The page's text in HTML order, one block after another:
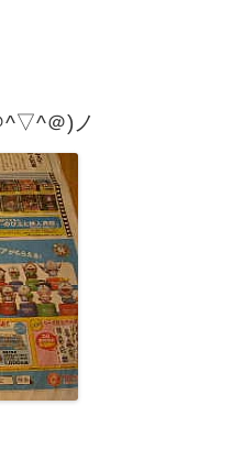
^▽^＠)ノ